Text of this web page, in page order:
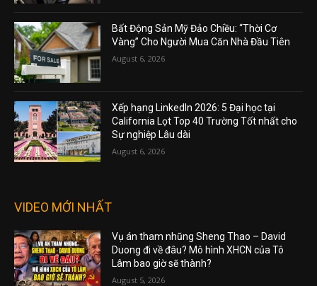
Bất Động Sản Mỹ Đảo Chiều: “Thời Cơ
Vàng” Cho Người Mua Căn Nhà Đầu Tiên
August 6, 2026
Xếp hạng LinkedIn 2026: 5 Đại học tại
California Lọt Top 40 Trường Tốt nhất cho
Sự nghiệp Lâu dài
August 6, 2026
VIDEO MỚI NHẤT
Vụ án tham nhũng Sheng Thao – David
Duong đi về đâu? Mô hình XHCN của Tô
Lâm bao giờ sẽ thành?
August 5, 2026